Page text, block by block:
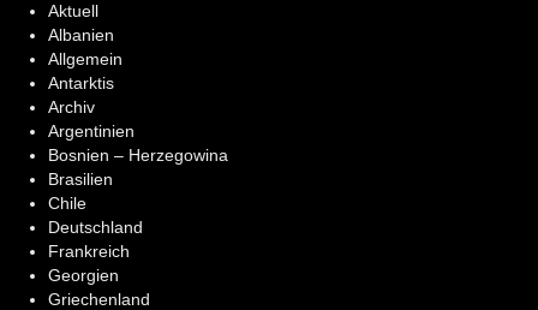
Aktuell
Albanien
Allgemein
Antarktis
Archiv
Argentinien
Bosnien – Herzegowina
Brasilien
Chile
Deutschland
Frankreich
Georgien
Griechenland